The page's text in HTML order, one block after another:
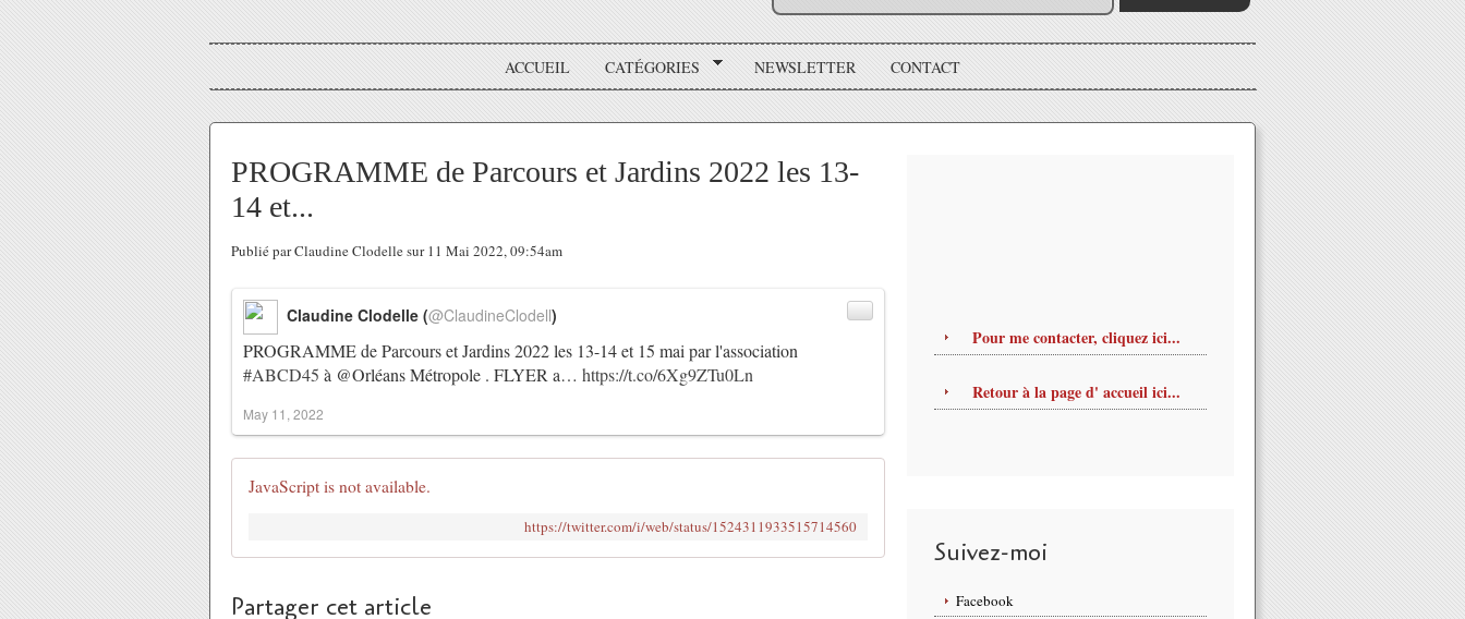
ACCUEIL CATÉGORIES NEWSLETTER CONTACT
PROGRAMME de Parcours et Jardins 2022 les 13-
14 et...
Publié par Claudine Clodelle sur 11 Mai 2022, 09:54am
PROGRAMME de Parcours et Jardins 2022 les 13-14 et 15 mai par l'association
#ABCD45 à @Orléans Métropole . FLYER a… https://t.co/6Xg9ZTu0Ln
Claudine Clodelle (@ClaudineClodell)
May 11, 2022
JavaScript is not available.
https://twitter.com/i/web/status/1524311933515714560
Partager cet article
Pour me contacter, cliquez ici...
Retour à la page d' accueil ici...
Suivez-moi
Facebook